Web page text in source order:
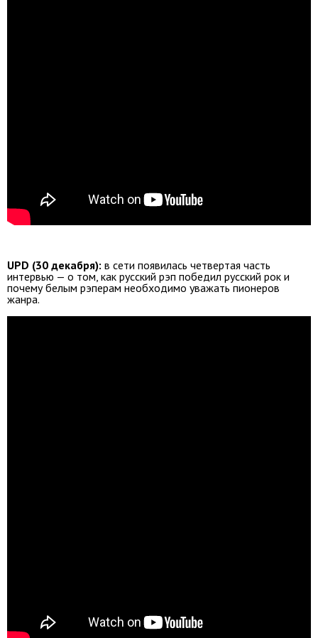
UPD (30 декабря): в сети появилась четвертая часть
интервью — о том, как русский рэп победил русский рок и
почему белым рэперам необходимо уважать пионеров
жанра.